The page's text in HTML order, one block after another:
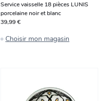
Service vaisselle 18 pièces LUNIS
porcelaine noir et blanc
39,99 €
Choisir mon magasin